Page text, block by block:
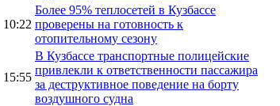
10:22
Более 95% теплосетей в Кузбассе
проверены на готовность к
отопительному сезону
15:55
В Кузбассе транспортные полицейские
привлекли к ответственности пассажира
за деструктивное поведение на борту
воздушного судна